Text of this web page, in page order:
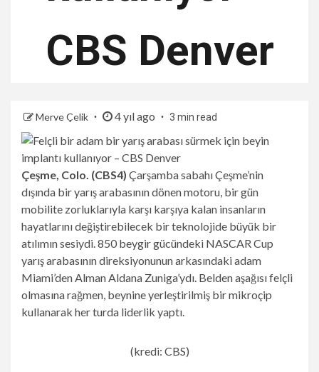
CBS Denver
Merve Çelik 4 yıl ago 3 min read
Çeşme, Colo. (CBS4) Çarşamba sabahı Çeşme’nin
dışında bir yarış arabasının dönen motoru, bir gün
mobilite zorluklarıyla karşı karşıya kalan insanların
hayatlarını değiştirebilecek bir teknolojide büyük bir
atılımın sesiydi. 850 beygir gücündeki NASCAR Cup
yarış arabasının direksiyonunun arkasındaki adam
Miami’den Alman Aldana Zuniga’ydı. Belden aşağısı felçli
olmasına rağmen, beynine yerleştirilmiş bir mikroçip
kullanarak her turda liderlik yaptı.
(kredi: CBS)